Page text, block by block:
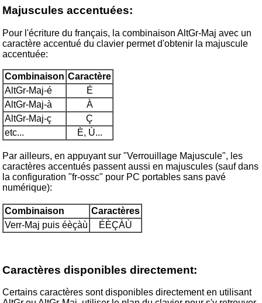
Majuscules accentuées:
Pour l'écriture du français, la combinaison AltGr-Maj avec un
caractère accentué du clavier permet d'obtenir la majuscule
accentuée:
Combinaison Caractère
AltGr-Maj-é
É
AltGr-Maj-à
À
AltGr-Maj-ç
Ç
etc...
È, Ù...
Par ailleurs, en appuyant sur "Verrouillage Majuscule", les
caractères accentués passent aussi en majuscules (sauf dans
la configuration "fr-ossc" pour PC portables sans pavé
numérique):
Combinaison
Caractères
Verr-Maj puis éèçàù
ÉÈÇÀÙ
Caractères disponibles directement:
Certains caractères sont disponibles directement en utilisant